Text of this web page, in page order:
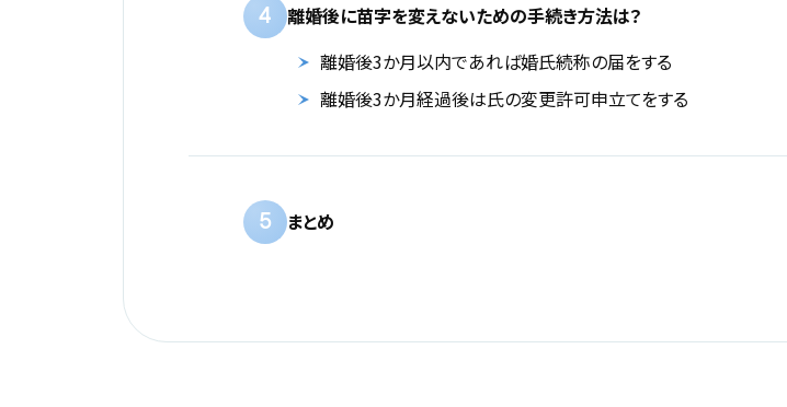
4
離婚後に苗字を変えないための手続き方法は？
離婚後3か月以内であれば婚氏続称の届をする
離婚後3か月経過後は氏の変更許可申立てをする
5 まとめ